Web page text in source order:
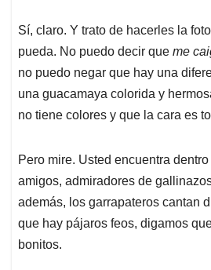
Sí, claro. Y trato de hacerles la
pueda. No puedo decir que me
no puedo negar que hay una
una guacamaya colorida y
no tiene colores y que la cara es
Pero mire. Usted encuentra
amigos, admiradores de
además, los garrapateros cantan
que hay pájaros feos, digamos
bonitos.